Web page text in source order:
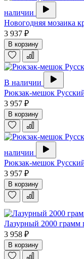
наличии
Новогодняя мозаика
3 937 ₽
В корзину
В наличии
Рюкзак-мешок
3 957 ₽
В корзину
наличии
Рюкзак-мешок
3 957 ₽
В корзину
Лазурный 2000 грамм
3 958 ₽
В корзину